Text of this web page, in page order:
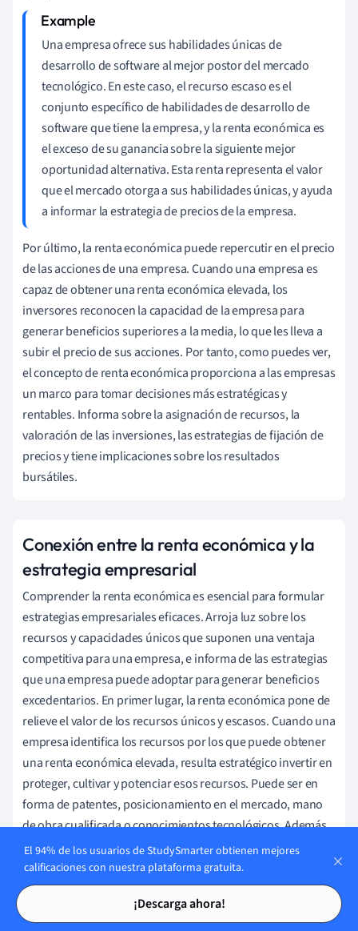
Tarjetas de estudio
Tarjetas de estudio
Una empresa ofrece sus habilidades únicas de
desarrollo de software al mejor postor del mercado
tecnológico. En este caso, el recurso escaso es el
conjunto específico de habilidades de desarrollo de
software que tiene la empresa, y la renta económica es
el exceso de su ganancia sobre la siguiente mejor
oportunidad alternativa. Esta renta representa el valor
que el mercado otorga a sus habilidades únicas, y ayuda
a informar la estrategia de precios de la empresa.
Por último, la renta económica puede repercutir en el precio
de las acciones de una empresa. Cuando una empresa es
capaz de obtener una renta económica elevada, los
inversores reconocen la capacidad de la empresa para
generar beneficios superiores a la media, lo que les lleva a
subir el precio de sus acciones. Por tanto, como puedes ver,
el concepto de renta económica proporciona a las empresas
un marco para tomar decisiones más estratégicas y
rentables. Informa sobre la asignación de recursos, la
valoración de las inversiones, las estrategias de fijación de
precios y tiene implicaciones sobre los resultados
bursátiles.
Conexión entre la renta económica y la
estrategia empresarial
Comprender la renta económica es esencial para formular
estrategias empresariales eficaces. Arroja luz sobre los
recursos y capacidades únicos que suponen una ventaja
competitiva para una empresa, e informa de las estrategias
que una empresa puede adoptar para generar beneficios
excedentarios. En primer lugar, la renta económica pone de
relieve el valor de los recursos únicos y escasos. Cuando una
empresa identifica los recursos por los que puede obtener
una renta económica elevada, resulta estratégico invertir en
proteger, cultivar y potenciar esos recursos. Puede ser en
forma de patentes, posicionamiento en el mercado, mano
de obra cualificada o conocimientos tecnológicos. Además,
la renta económica desempeña un papel clave en la fijación
de la estrategia de precios de una empresa. Si una empresa
puede obtener una renta económica elevada de un recurso
concreto, puede plantearse emplear una estrategia de
El 94% de los usuarios de StudySmarter obtienen mejores
calificaciones con nuestra plataforma gratuita.
¡Descarga ahora!